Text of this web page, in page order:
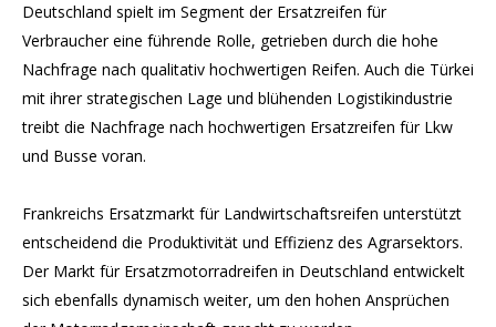
Deutschland spielt im Segment der Ersatzreifen für
Verbraucher eine führende Rolle, getrieben durch die hohe
Nachfrage nach qualitativ hochwertigen Reifen. Auch die Türkei
mit ihrer strategischen Lage und blühenden Logistikindustrie
treibt die Nachfrage nach hochwertigen Ersatzreifen für Lkw
und Busse voran.
Frankreichs Ersatzmarkt für Landwirtschaftsreifen unterstützt
entscheidend die Produktivität und Effizienz des Agrarsektors.
Der Markt für Ersatzmotorradreifen in Deutschland entwickelt
sich ebenfalls dynamisch weiter, um den hohen Ansprüchen